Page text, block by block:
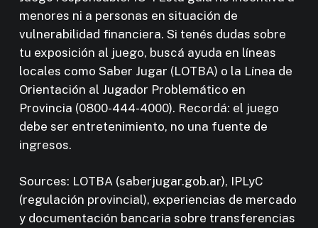
menores ni a personas en situación de
vulnerabilidad financiera. Si tenés dudas sobre
tu exposición al juego, buscá ayuda en líneas
locales como Saber Jugar (LOTBA) o la Línea de
Orientación al Jugador Problemático en
Provincia (0800-444-4000). Recordá: el juego
debe ser entretenimiento, no una fuente de
ingresos.
Sources: LOTBA (saberjugar.gob.ar), IPLyC
(regulación provincial), experiencias de mercado
y documentación bancaria sobre transferencias